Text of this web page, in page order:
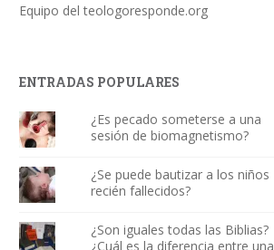
Equipo del teologoresponde.org
ENTRADAS POPULARES
¿Es pecado someterse a una
sesión de biomagnetismo?
¿Se puede bautizar a los niños
recién fallecidos?
¿Son iguales todas las Biblias?
¿Cuál es la diferencia entre una